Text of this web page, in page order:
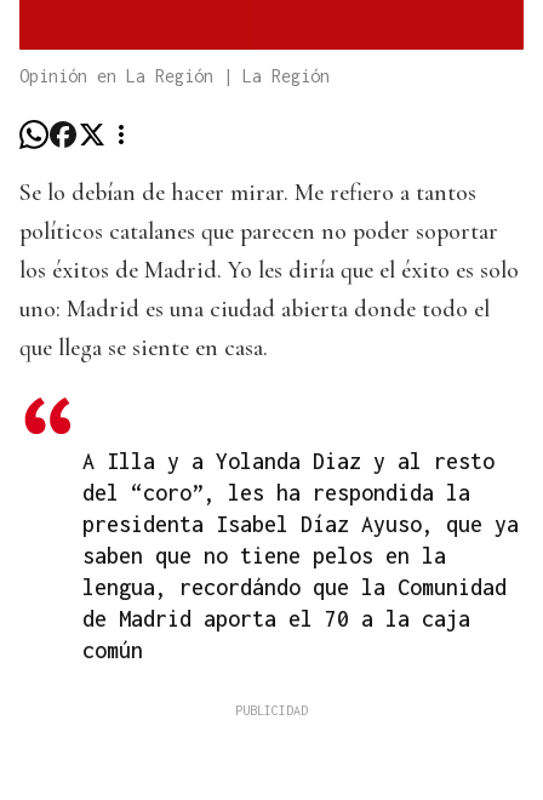
Opinión en La Región | La Región
Se lo debían de hacer mirar. Me refiero a tantos
políticos catalanes que parecen no poder soportar
los éxitos de Madrid. Yo les diría que el éxito es solo
uno: Madrid es una ciudad abierta donde todo el
que llega se siente en casa.
A Illa y a Yolanda Diaz y al resto
del “coro”, les ha respondida la
presidenta Isabel Díaz Ayuso, que ya
saben que no tiene pelos en la
lengua, recordándo que la Comunidad
de Madrid aporta el 70 a la caja
común